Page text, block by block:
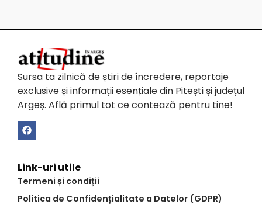
Sursa ta zilnică de știri de încredere, reportaje
exclusive și informații esențiale din Pitești și județul
Argeș. Află primul tot ce contează pentru tine!
Link-uri utile
Termeni și condiții
Politica de Confidențialitate a Datelor (GDPR)